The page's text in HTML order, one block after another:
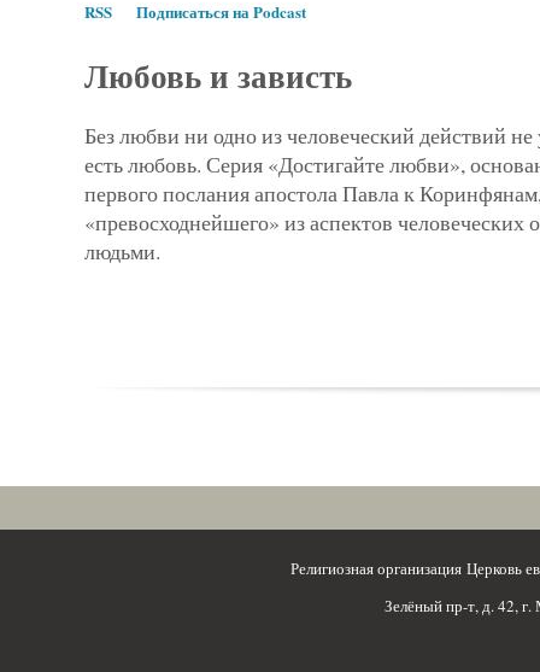
RSS Подписаться на Podcast
Любовь и зависть
Без любви ни одно из человеческий действий
есть любовь. Серия «Достигайте любви»,
первого послания апостола Павла к
«превосходнейшего» из аспектов
людьми.
Религиозная организация
Зелёный пр-т, д. 42,